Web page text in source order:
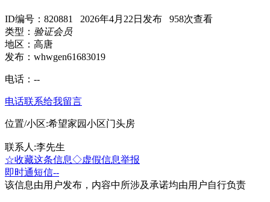
ID编号：820881 2026年4月22日发布 958次查看
类型： 验证会员
地区：高唐
发布：whwgen61683019
电话： --
电话联系给我留言
位置/小区:希望家园小区门头房
联系人:李先生
☆收藏这条信息◇虚假信息举报
即时通短信--
该信息由用户发布，内容中所涉及承诺均由用户自行负责